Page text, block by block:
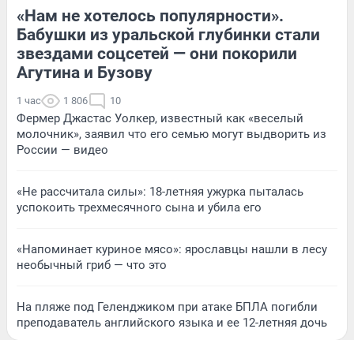
«Нам не хотелось популярности».
Бабушки из уральской глубинки стали
звездами соцсетей — они покорили
Агутина и Бузову
1 час 1 806 10
Фермер Джастас Уолкер, известный как «веселый
молочник», заявил что его семью могут выдворить из
России — видео
«Не рассчитала силы»: 18-летняя ужурка пыталась
успокоить трехмесячного сына и убила его
«Напоминает куриное мясо»: ярославцы нашли в лесу
необычный гриб — что это
На пляже под Геленджиком при атаке БПЛА погибли
преподаватель английского языка и ее 12-летняя дочь